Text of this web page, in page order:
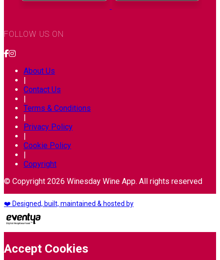
FOLLOW US ON
About Us
|
Contact Us
|
Terms & Conditions
|
Privacy Policy
|
Cookie Policy
|
Copyright
© Copyright 2026 Winesday Wine App. All rights reserved
❤️ Designed, built, maintained & hosted by
Accept Cookies